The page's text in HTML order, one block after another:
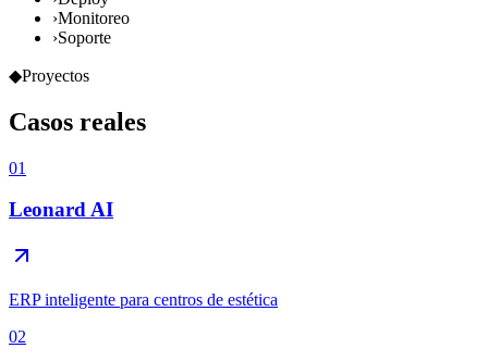
›Monitoreo
›Soporte
◆Proyectos
Casos reales
01
Leonard AI
ERP inteligente para centros de estética
02